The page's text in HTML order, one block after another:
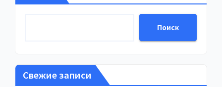
Поиск
Свежие записи